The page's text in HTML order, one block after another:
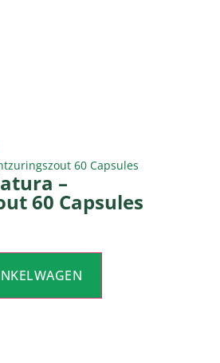
60 Capsules
–
60 Capsules